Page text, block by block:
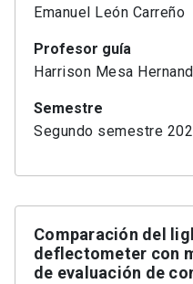
Emanuel León Carreño
Profesor guía
Harrison Mesa
Semestre
Segundo semestre
Comparación del
deflectometer con
de evaluación de